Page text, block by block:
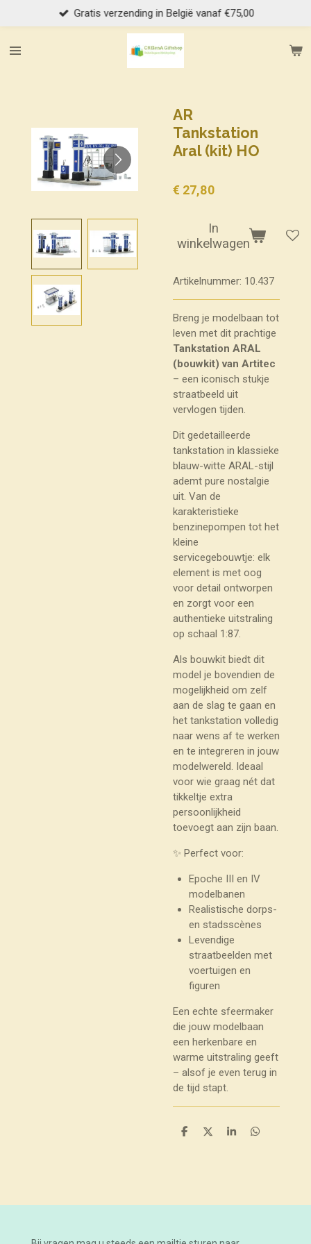
direct
naar
Gratis verzending in België vanaf €75,00
AR
Tankstation
Aral (kit) HO
€ 27,80
In
winkelwagen
Artikelnummer: 10.437
Breng je modelbaan tot
leven met dit prachtige
Tankstation ARAL
(bouwkit) van Artitec
– een iconisch stukje
straatbeeld uit
vervlogen tijden.
Dit gedetailleerde
tankstation in klassieke
blauw-witte ARAL-stijl
ademt pure nostalgie
uit. Van de
karakteristieke
benzinepompen tot het
kleine
servicegebouwtje: elk
element is met oog
voor detail ontworpen
en zorgt voor een
authentieke uitstraling
op schaal 1:87.
Als bouwkit biedt dit
model je bovendien de
mogelijkheid om zelf
aan de slag te gaan en
het tankstation volledig
naar wens af te werken
en te integreren in jouw
modelwereld. Ideaal
voor wie graag nét dat
tikkeltje extra
persoonlijkheid
toevoegt aan zijn baan.
✨ Perfect voor:
Epoche III en IV
modelbanen
Realistische dorps-
en stadsscènes
Levendige
straatbeelden met
voertuigen en
figuren
Een echte sfeermaker
die jouw modelbaan
een herkenbare en
warme uitstraling geeft
– alsof je even terug in
de tijd stapt.
D
D
S
D